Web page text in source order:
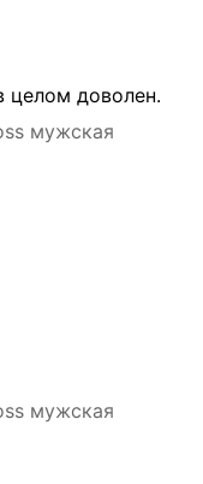
целом доволен.
мужская
мужская